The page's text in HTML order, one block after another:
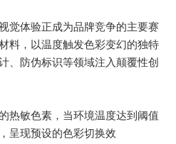
觉体验正成为品牌竞争的主要赛
料，以温度触发色彩变幻的独特
、防伪标识等领域注入颠覆性创
热敏色素，当环境温度达到阈值
呈现预设的色彩切换效